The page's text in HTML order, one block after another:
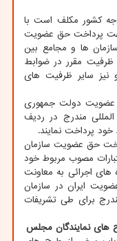
کشور مکلف است با
جهت پرداخت حق عضویت
ها و مجامع بین
ظرفیت مقرر در ضوابط
۱۴۰۰ کل کشور و نیز سایر ظرفیت های
عضویت دولت جمهوری
مندرج در ردیف
پرداخت نمایند.
حق عضویت سازمان
مصوب مربوط خود
اجرائی به معاونت
ایران در سازمان
برای طی تشریفات
های نمایندگان مجلس